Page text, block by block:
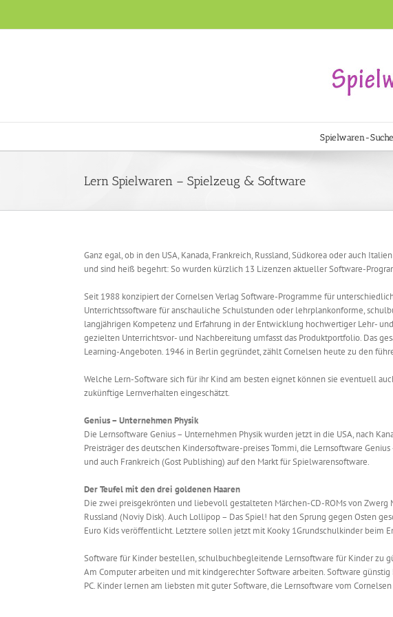
content
Spielwaren-Suche
Lern Spielwaren – Spielzeug & Software
Ganz egal, ob in den USA, Kanada, Frankreich, Russland, Südkorea oder auch
und sind heiß begehrt: So wurden kürzlich 13 Lizenzen aktueller Software-
Seit 1988 konzipiert der Cornelsen Verlag Software-Programme für
Unterrichtssoftware für anschauliche Schulstunden oder lehrplankonforme,
langjährigen Kompetenz und Erfahrung in der Entwicklung hochwertiger Lehr-
gezielten Unterrichtsvor- und Nachbereitung umfasst das Produktportfolio. Das
Learning-Angeboten. 1946 in Berlin gegründet, zählt Cornelsen heute zu den
Welche Lern-Software sich für ihr Kind am besten eignet können sie eventuell
zukünftige Lernverhalten eingeschätzt.
Genius – Unternehmen Physik
Die Lernsoftware Genius – Unternehmen Physik wurden jetzt in die USA, nach
Preisträger des deutschen Kindersoftware-preises Tommi, die Lernsoftware
und auch Frankreich (Gost Publishing) auf den Markt für Spielwarensoftware.
Der Teufel mit den drei goldenen Haaren
Die zwei preisgekrönten und liebevoll gestalteten Märchen-CD-ROMs von Zwerg
Russland (Noviy Disk). Auch Lollipop – Das Spiel! hat den Sprung gegen Osten
Euro Kids veröffentlicht. Letztere sollen jetzt mit Kooky 1Grundschulkinder beim
Software für Kinder bestellen, schulbuchbegleitende Lernsoftware für Kinder zu
Am Computer arbeiten und mit kindgerechter Software arbeiten. Software
PC. Kinder lernen am liebsten mit guter Software, die Lernsoftware vom